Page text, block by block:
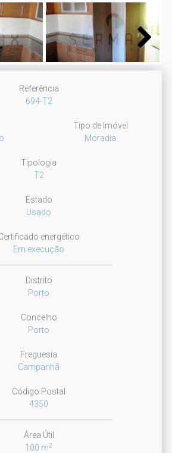
Next
Referência
694-T2
Tipo de Imóvel
Moradia
Tipologia
T2
Estado
Usado
energético
Em execução
Distrito
Porto
Concelho
Porto
Freguesia
Campanhã
Código Postal
4350
Área Útil
100 m2